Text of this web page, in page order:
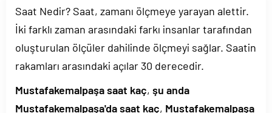
Saat Nedir? Saat, zamanı ölçmeye yarayan alettir.
İki farklı zaman arasındaki farkı insanlar tarafından
oluşturulan ölçüler dahilinde ölçmeyi sağlar. Saatin
rakamları arasındaki açılar 30 derecedir.
Mustafakemalpaşa saat kaç, şu anda
Mustafakemalpaşa'da saat kaç, Mustafakemalpaşa